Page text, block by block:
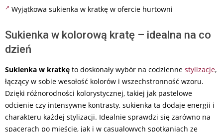
Wyjątkowa sukienka w kratkę w ofercie hurtowni
Sukienka w kolorową kratę – idealna na co
dzień
Sukienka w kratkę to doskonały wybór na codzienne stylizacje,
łączący w sobie wesołość kolorów i wszechstronność wzoru.
Dzięki różnorodności kolorystycznej, takiej jak pastelowe
odcienie czy intensywne kontrasty, sukienka ta dodaje energii i
charakteru każdej stylizacji. Idealnie sprawdzi się zarówno na
spacerach po mieście, jak i w casualowych spotkaniach ze